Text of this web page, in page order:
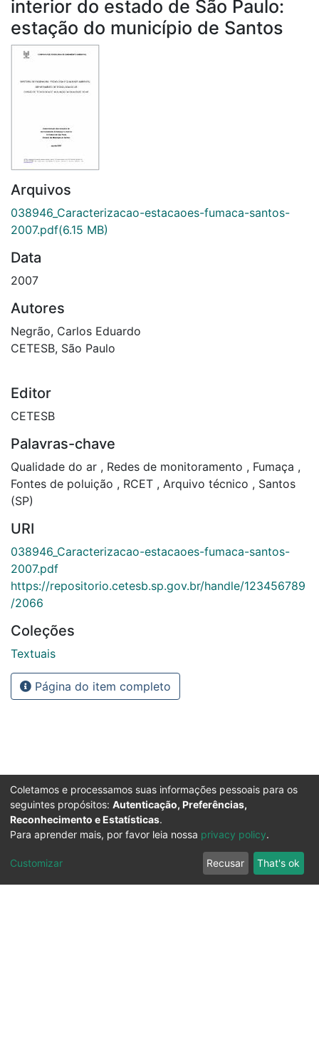
Doações/Aquisições
interior do estado de São Paulo:
estação do município de Santos
Arquivos
038946_Caracterizacao-estacaoes-fumaca-santos-
2007.pdf(6.15 MB)
Data
2007
Autores
Negrão, Carlos Eduardo
CETESB, São Paulo
Editor
CETESB
Palavras-chave
Qualidade do ar , Redes de monitoramento , Fumaça ,
Fontes de poluição , RCET , Arquivo técnico , Santos
(SP)
URI
038946_Caracterizacao-estacaoes-fumaca-santos-
2007.pdf
https://repositorio.cetesb.sp.gov.br/handle/123456789
/2066
Coleções
Textuais
Página do item completo
Coletamos e processamos suas informações pessoais para os
seguintes propósitos: Autenticação, Preferências,
Reconhecimento e Estatísticas.
Para aprender mais, por favor leia nossa privacy policy.
Customizar Recusar That's ok